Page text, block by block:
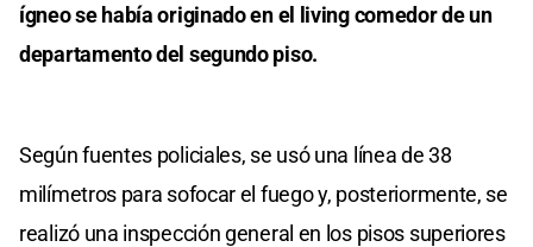
ígneo se había originado en el living comedor de un
departamento del segundo piso.
Según fuentes policiales, se usó una línea de 38
milímetros para sofocar el fuego y, posteriormente, se
realizó una inspección general en los pisos superiores